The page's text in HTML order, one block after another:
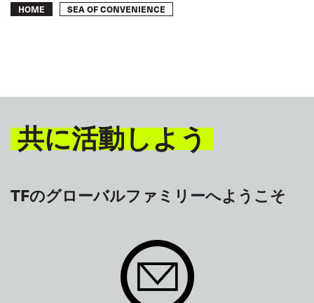
Breadcrumb
HOME SEA OF CONVENIENCE
共に活動しよう
TFのグローバルファミリーへようこそ